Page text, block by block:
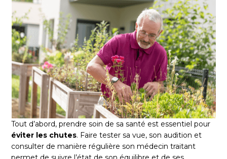
Tout d’abord, prendre soin de sa santé est essentiel pour
éviter les chutes. Faire tester sa vue, son audition et
consulter de manière régulière son médecin traitant
03 89 31 54 32
FAITES VOTRE CHOIX
J'AI BESOIN DE
FAITES VOTRE CHOIX
VALIDER